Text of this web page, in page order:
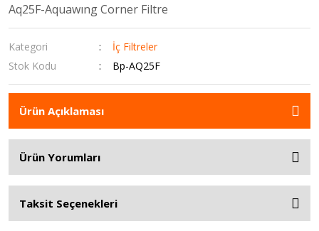
Aq25F-Aquawıng Corner Filtre
Kategori
İç Filtreler
Stok Kodu
Bp-AQ25F
Ürün Açıklaması
Ürün Yorumları
Taksit Seçenekleri